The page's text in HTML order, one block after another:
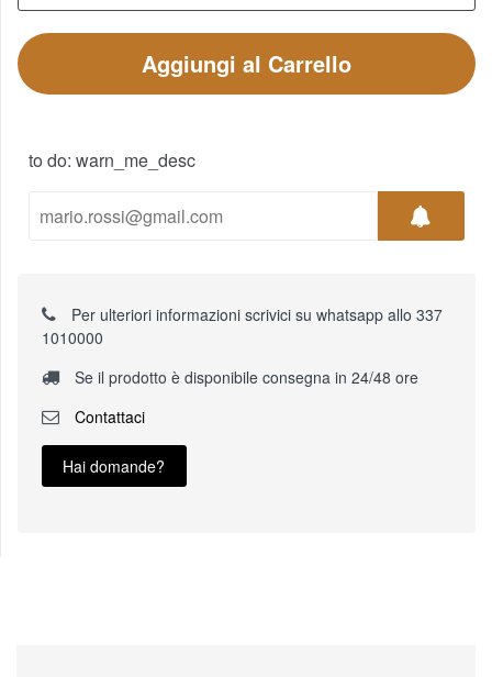
Aggiungi al Carrello
to do: warn_me_desc
Per ulteriori informazioni scrivici su whatsapp allo 337
1010000
Se il prodotto è disponibile consegna in 24/48 ore
Contattaci
Hai domande?